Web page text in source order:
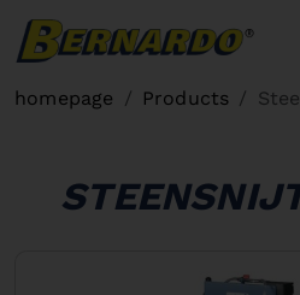
homepage Products